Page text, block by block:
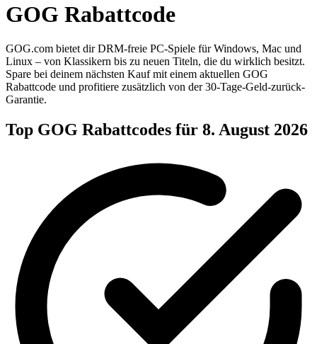
GOG Rabattcode
GOG.com bietet dir DRM-freie PC-Spiele für Windows, Mac und
Linux – von Klassikern bis zu neuen Titeln, die du wirklich besitzt.
Spare bei deinem nächsten Kauf mit einem aktuellen GOG
Rabattcode und profitiere zusätzlich von der 30-Tage-Geld-zurück-
Garantie.
Top GOG Rabattcodes für 8. August 2026